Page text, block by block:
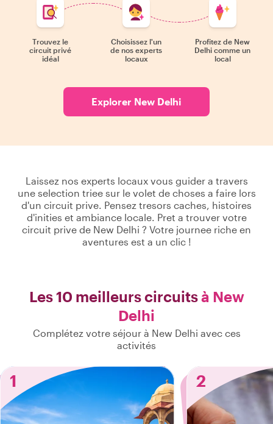
Trouvez le
circuit privé
idéal
Choisissez l'un
de nos experts
locaux
Profitez de New
Delhi comme un
local
Explorer New Delhi
Laissez nos experts locaux vous guider a travers
une selection triee sur le volet de choses a faire lors
d'un circuit prive. Pensez tresors caches, histoires
d'inities et ambiance locale. Pret a trouver votre
circuit prive de New Delhi ? Votre journee riche en
aventures est a un clic !
Les 10 meilleurs circuitsà New
Delhi
Complétez votre séjour à New Delhi avec ces
activités
1 2